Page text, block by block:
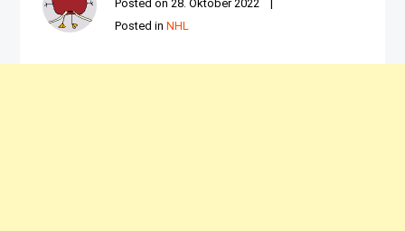
Posted on28. Oktober 2022
Posted inNHL